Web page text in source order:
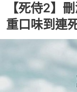
【死侍2】
重口味到連